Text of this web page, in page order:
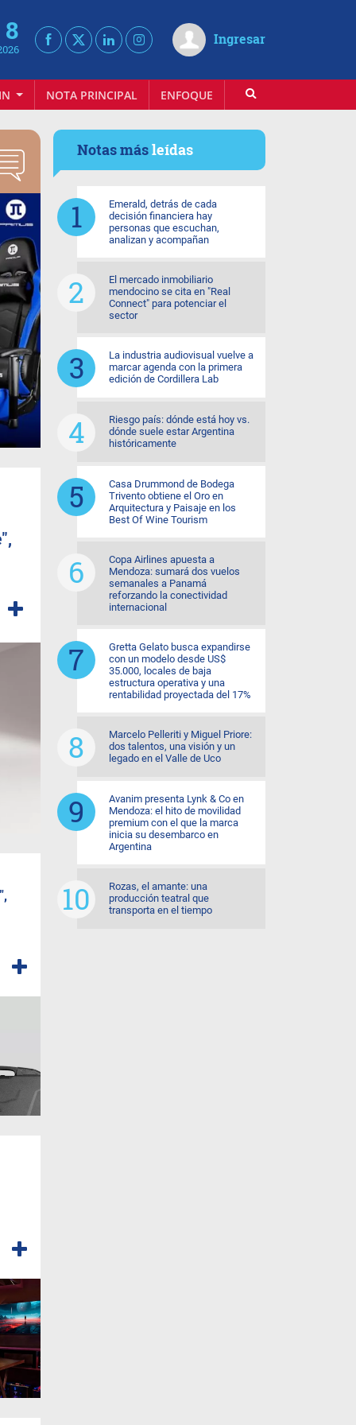
Ingresar
NOTA PRINCIPAL ENFOQUE INFOVINO
Notas másleídas
Emerald, detrás de cada
decisión financiera hay
personas que escuchan,
analizan y acompañan
El mercado inmobiliario
mendocino se cita en "Real
Connect" para potenciar el
sector
La industria audiovisual vuelve a
marcar agenda con la primera
edición de Cordillera Lab
Riesgo país: dónde está hoy vs.
dónde suele estar Argentina
históricamente
Casa Drummond de Bodega
Trivento obtiene el Oro en
Arquitectura y Paisaje en los
Best Of Wine Tourism
Copa Airlines apuesta a
Mendoza: sumará dos vuelos
semanales a Panamá
reforzando la conectividad
internacional
Gretta Gelato busca expandirse
con un modelo desde US$
35.000, locales de baja
estructura operativa y una
rentabilidad proyectada del 17%
Marcelo Pelleriti y Miguel Priore:
dos talentos, una visión y un
legado en el Valle de Uco
Avanim presenta Lynk & Co en
Mendoza: el hito de movilidad
premium con el que la marca
inicia su desembarco en
Argentina
Rozas, el amante: una
producción teatral que
transporta en el tiempo